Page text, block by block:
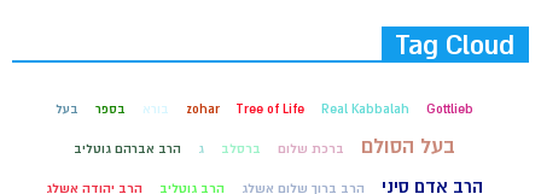
Tag Cloud
Gottlieb
Real Kabbalah
Tree of Life
zohar בורא בספר בעל
בעל הסולם ברכת שלום ברסלב ג הרב אברהם גוטליב
הרב אדם סיני הרב ברוך שלום אשלג הרב גוטליב הרב יהודה אשלג